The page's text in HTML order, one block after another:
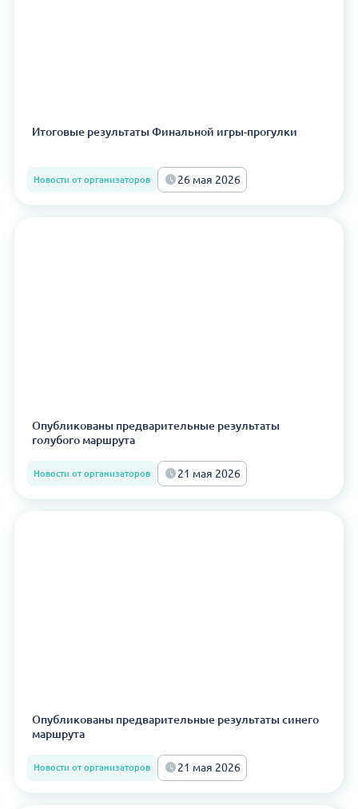
Итоговые результаты Финальной игры-прогулки
Новости от организаторов 26 мая 2026
Опубликованы предварительные результаты
голубого маршрута
Новости от организаторов 21 мая 2026
Опубликованы предварительные результаты синего
маршрута
Новости от организаторов 21 мая 2026